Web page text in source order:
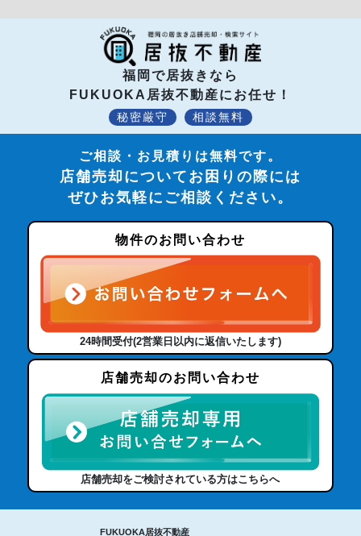
福岡で居抜きなら
FUKUOKA居抜不動産にお任せ！
秘密厳守 相談無料
ご相談・お見積りは無料です。
店舗売却についてお困りの際には
ぜひお気軽にご相談ください。
物件のお問い合わせ
24時間受付(2営業日以内に返信いたします)
店舗売却のお問い合わせ
店舗売却をご検討されている方はこちらへ
FUKUOKA居抜不動産